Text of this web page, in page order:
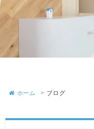
ホーム ブログ